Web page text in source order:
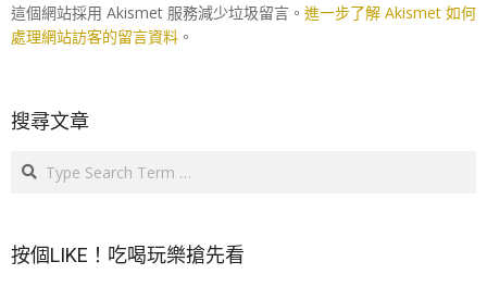
這個網站採用 Akismet 服務減少垃圾留言。 進一步了解 Akismet 如何
處理網站訪客的留言資料 。
搜尋文章
Search
按個LIKE！吃喝玩樂搶先看